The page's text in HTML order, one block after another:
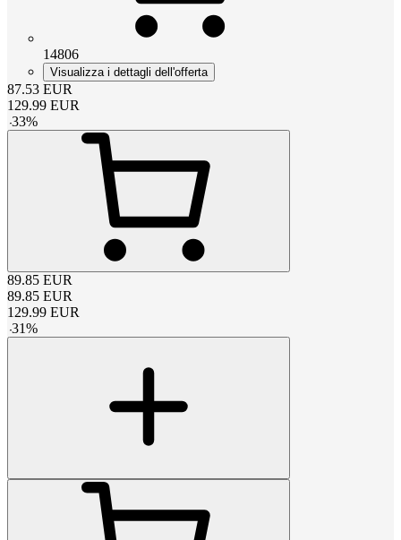
14806
Visualizza i dettagli dell'offerta
87.53 EUR
129.99 EUR
-33%
89.85 EUR
89.85 EUR
129.99 EUR
-31%